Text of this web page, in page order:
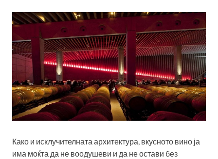
Како и исклучителната архитектура, вкусното вино ја
има моќта да не воодушеви и да не остави без